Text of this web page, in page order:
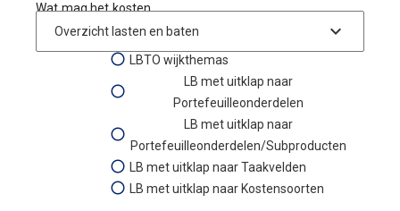
Wat mag het kosten
Lasten Baten Begroting
LBTO wijkthemas
LB met uitklap naar
Portefeuilleonderdelen
LB met uitklap naar
Portefeuilleonderdelen/Subproducten
LB met uitklap naar Taakvelden
LB met uitklap naar Kostensoorten